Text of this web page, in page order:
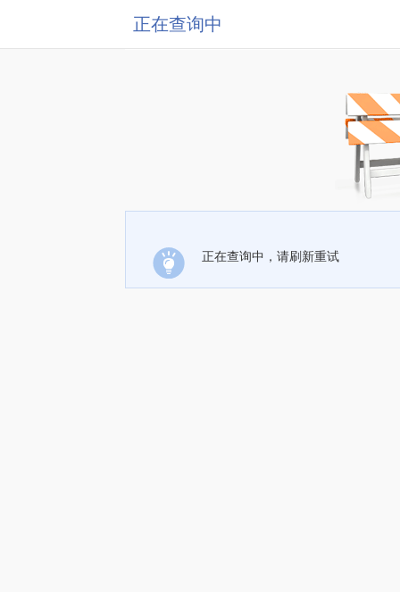
正在查询中
正在查询中，请刷新重试